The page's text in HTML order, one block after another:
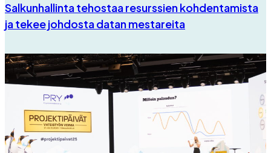
Salkunhallinta tehostaa resurssien kohdentamista
ja tekee johdosta datan mestareita